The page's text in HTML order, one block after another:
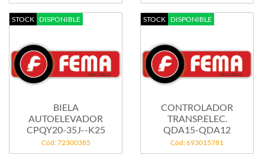
STOCK DISPONIBLE
BIELA
AUTOELEVADOR
CPQY20-35J--K25
Cód: 72300385
STOCK DISPONIBLE
CONTROLADOR
TRANSP.ELEC.
QDA15-QDA12
Cód: 693015781